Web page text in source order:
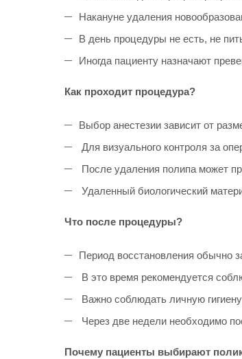
Накануне удаления
В день процедуры не есть, не
Иногда пациенту назначают
Как проходит процедура?
Выбор анестезии зависит от
Для визуального контроля за
После удаления полипа может
Удаленный биологический
Что после процедуры?
Период восстановления обычно
В это время рекомендуется
Важно соблюдать личную
Через две недели необходимо
Почему пациенты выбирают